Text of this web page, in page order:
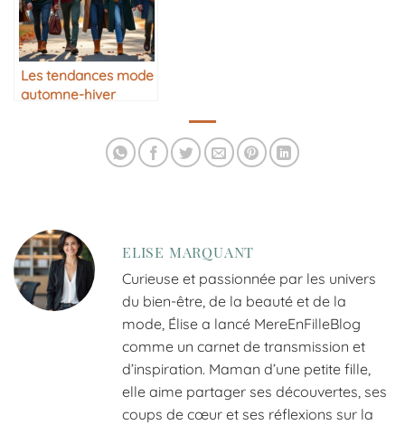
Les tendances mode
automne-hiver
ELISE MARQUANT
Curieuse et passionnée par les univers
du bien-être, de la beauté et de la
mode, Élise a lancé MereEnFilleBlog
comme un carnet de transmission et
d’inspiration. Maman d’une petite fille,
elle aime partager ses découvertes, ses
coups de cœur et ses réflexions sur la